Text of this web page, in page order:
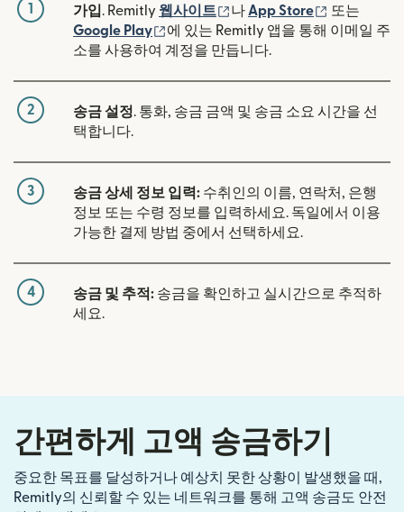
1 가입. Remitly 웹사이트 (새 창에서 열림)
나 App Store (새 창에서
또는
Google Play
(새 창에서 열림)
에 있는 Remitly 앱을 통해 이메일 주
소를 사용하여 계정을 만듭니다.
2 송금 설정. 통화, 송금 금액 및 송금 소요 시간을 선
택합니다.
3 송금 상세 정보 입력: 수취인의 이름, 연락처, 은행
정보 또는 수령 정보를 입력하세요. 독일에서 이용
가능한 결제 방법 중에서 선택하세요.
4 송금 및 추적: 송금을 확인하고 실시간으로 추적하
세요.
간편하게 고액 송금하기
중요한 목표를 달성하거나 예상치 못한 상황이 발생했을 때,
Remitly의 신뢰할 수 있는 네트워크를 통해 고액 송금도 안전